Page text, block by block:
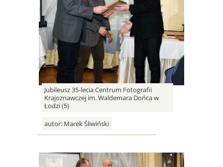
Jubileusz 35-lecia Centrum Fotografii
Krajoznawczej im. Waldemara Dońca w
Łodzi (5)
autor: Marek Śliwiński